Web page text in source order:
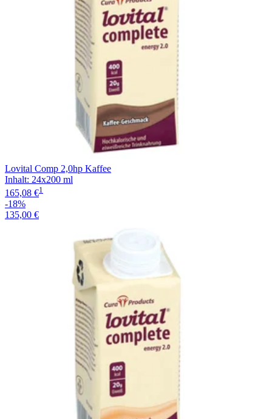
Lovital Comp 2,0hp Kaffee
Inhalt: 24x200 ml
165,08 €1
-18%
135,00 €